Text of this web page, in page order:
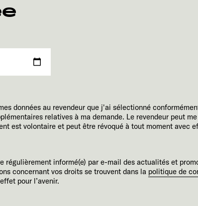
données au revendeur que j'ai sélectionné
relatives à ma demande. Le revendeur peut
est volontaire et peut être révoqué à tout moment avec
informé(e) par e-mail des actualités et
concernant vos droits se trouvent dans la politique de
pour l’avenir.